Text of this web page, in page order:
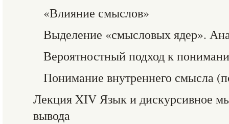
«Влияние смыслов»
Выделение «смысловых ядер».
Вероятностный подход к
Понимание внутреннего смысла
Лекция XIV Язык и дискурсивное
вывода